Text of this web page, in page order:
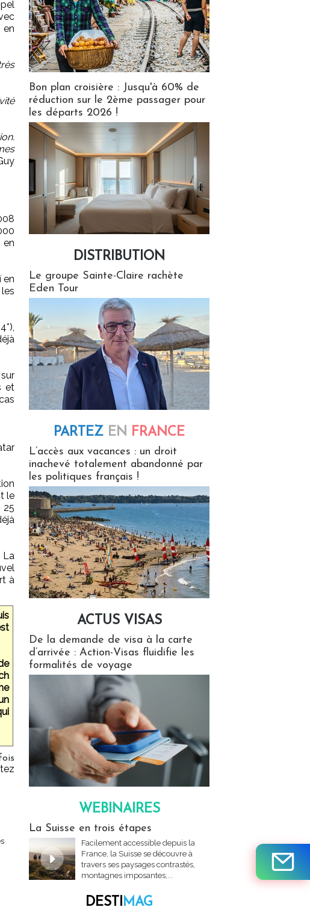
en
et
le
25
à
Bon plan croisière : Jusqu'à 60% de
réduction sur le 2ème passager pour
les départs 2026 !
DISTRIBUTION
Le groupe Sainte-Claire rachète
Eden Tour
PARTEZ EN FRANCE
L’accès aux vacances : un droit
inachevé totalement abandonné par
les politiques français !
ACTUS VISAS
De la demande de visa à la carte
d’arrivée : Action-Visas fluidifie les
formalités de voyage
WEBINAIRES
La Suisse en trois étapes
Facilement accessible depuis la
France, la Suisse se découvre à
travers ses paysages contrastés,
montagnes imposantes,...
DESTIMAG